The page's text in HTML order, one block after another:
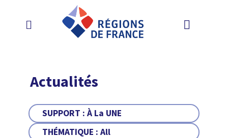
Actualités
SUPPORT :À La UNE
THÉMATIQUE :All